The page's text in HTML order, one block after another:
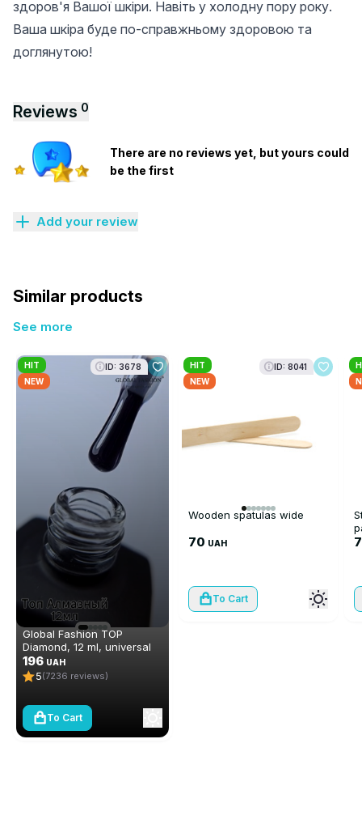
здоров'я Вашої шкіри. Навіть у холодну пору року.
Ваша шкіра буде по-справжньому здоровою та
доглянутою!
Reviews 0
There are no reviews yet, but yours could
be the first
Add your review
Similar products
See more
HIT
NEW
ID: 3678
Global Fashion TOP
Diamond, 12 ml, universal
non-stick topcoat
(top/finish)
196 UAH
5(7236 reviews)
To Cart
HIT
NEW
ID: 8041
Wooden spatulas wide
70 UAH
To Cart